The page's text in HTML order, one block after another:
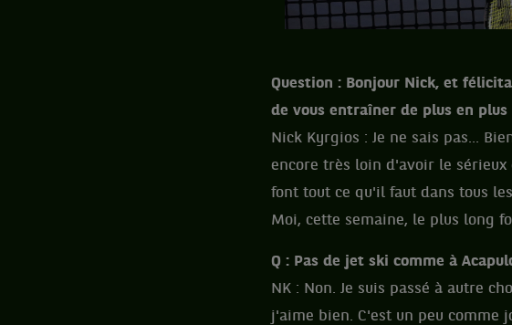
Question : Bonjour Nick, et
de vous entraîner de plus en plus
Nick Kyrgios : Je ne sais pas...
encore très loin d'avoir le sérieux
font tout ce qu'il faut dans tous
Moi, cette semaine, le plus long
Q : Pas de jet ski comme à
NK : Non. Je suis passé à autre
j'aime bien. C'est un peu comme